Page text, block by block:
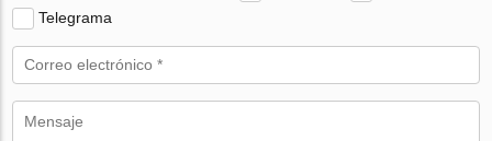
Telegrama